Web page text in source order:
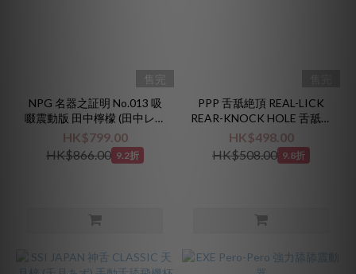
售完
NPG 名器之証明 No.013 吸
啜震動版 田中檸檬 (田中レモ
ン 前稱楓可憐 楓カレン)
HK$799.00
HK$866.00 9.2折
PPP 舌舐絶頂 REAL-LICK
REAR-KNOCK HOLE 舌舐龜
頭震動器
HK$498.00
HK$508.00 9.8折